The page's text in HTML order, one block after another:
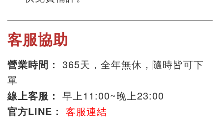
客服協助
營業時間： 365天，全年無休，隨時皆可下
單
線上客服： 早上11:00~晚上23:00
官方LINE： 客服連結